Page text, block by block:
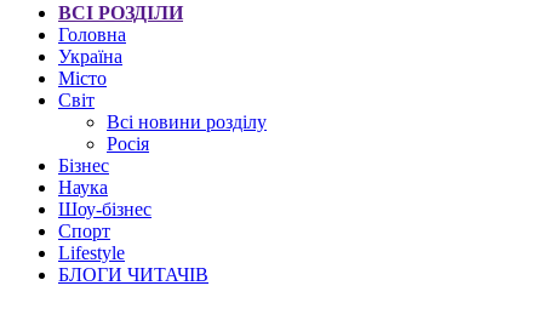
ВСІ РОЗДІЛИ
Головна
Україна
Місто
Світ
Всі новини розділу
Росія
Бізнес
Наука
Шоу-бізнес
Спорт
Lifestyle
БЛОГИ ЧИТАЧІВ